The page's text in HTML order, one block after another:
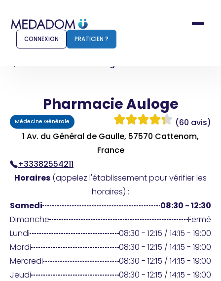
Comment ça marche ?
Pour les patients
Connexion
Praticien ?
CONNEXION PRATICIEN ?
Pharmacie Auloge
Pharmacie Auloge
Médecine Générale
(60 avis)
1 Av. du Général de Gaulle, 57570 Cattenom,
France
+33382554211
Horaires (appelez l'établissement pour vérifier les
horaires) :
Samedi
08:30 - 12:30
Dimanche
Fermé
Lundi
08:30 - 12:15 / 14:15 - 19:00
Mardi
08:30 - 12:15 / 14:15 - 19:00
Mercredi
08:30 - 12:15 / 14:15 - 19:00
Jeudi
08:30 - 12:15 / 14:15 - 19:00